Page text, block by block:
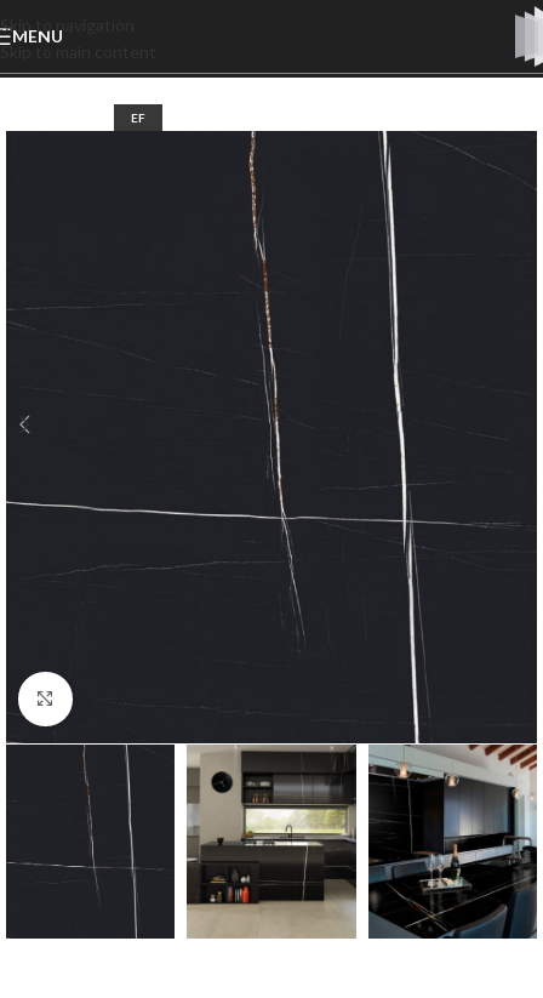
Skip to navigation
Skip to main content
MENU
EF
Click to enlarge